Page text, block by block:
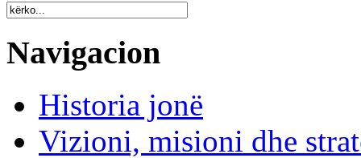
Navigacion
Historia jonë
Vizioni, misioni dhe